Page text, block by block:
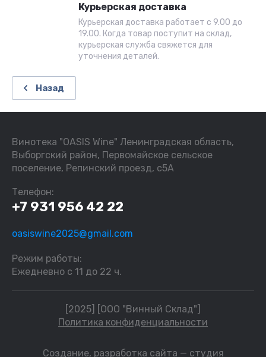
Курьерская доставка
Курьерская доставка работает с 9.00 до
19.00. Когда товар поступит на склад,
курьерская служба свяжется для
уточнения деталей.
Назад
Винотека "OASIS Wine" Ленинградская область,
Выборгский район, Первомайское сельское
поселение, Репинский проезд, с5А
Телефон:
+7 931 956 42 22
oasiswine2025@gmail.com
Режим работы:
Ежедневно с 11 до 22 ч.
[2025] [ООО "Винный Склад"]
Политика конфиденциальности
Создание, разработка сайта — студия